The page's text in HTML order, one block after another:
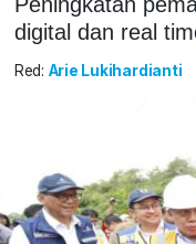
digital dan real
Red: Arie Lukihardianti